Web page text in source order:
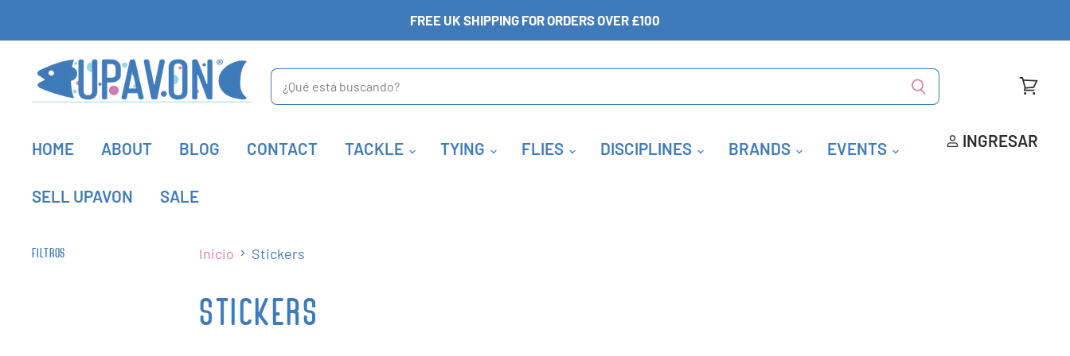
FREE UK SHIPPING FOR ORDERS OVER £100
HOME ABOUT BLOG CONTACT TACKLE TYING FLIES DISCIPLINES BRANDS EVENTS
SELL UPAVON SALE
INGRESAR
FILTROS Inicio Stickers
STICKERS